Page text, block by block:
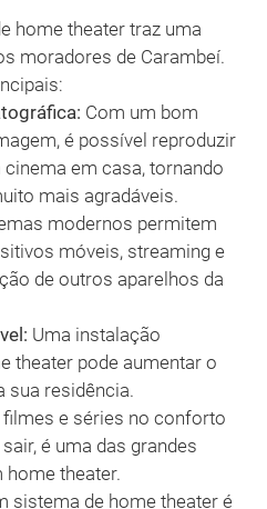
home theater traz uma
moradores de Carambeí.
Com um bom
é possível reproduzir
em casa, tornando
mais agradáveis.
modernos permitem
móveis, streaming e
de outros aparelhos da
Uma instalação
theater pode aumentar o
sua residência.
e séries no conforto
é uma das grandes
home theater.
sistema de home theater é